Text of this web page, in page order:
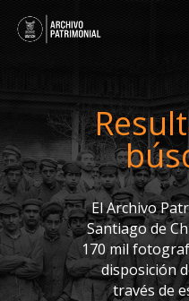
El Archivo
Santiago de
170 mil
disposición
través de